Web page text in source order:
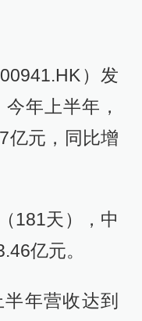
）发
年上半年，
亿元，同比增
181天），中
亿元。
年营收达到